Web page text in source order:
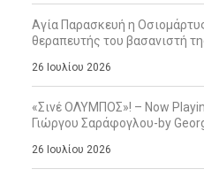
Αγία Παρασκευή η
θεραπευτής του βασανιστή
26 Ιουλίου 2026
«Σινέ ΟΛΥΜΠΟΣ»! – Now
Γιώργου Σαράφογλου-by
26 Ιουλίου 2026